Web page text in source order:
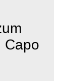
Capo